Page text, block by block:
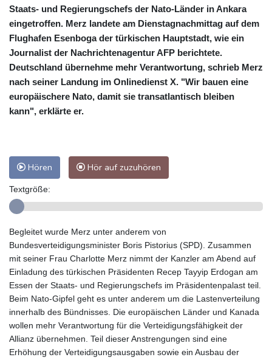
Staats- und Regierungschefs der Nato-Länder in Ankara
eingetroffen. Merz landete am Dienstagnachmittag auf dem
Flughafen Esenboga der türkischen Hauptstadt, wie ein
Journalist der Nachrichtenagentur AFP berichtete.
Deutschland übernehme mehr Verantwortung, schrieb Merz
nach seiner Landung im Onlinedienst X. "Wir bauen eine
europäischere Nato, damit sie transatlantisch bleiben
kann", erklärte er.
Hören Hör auf zuzuhören
Textgröße:
Begleitet wurde Merz unter anderem von
Bundesverteidigungsminister Boris Pistorius (SPD). Zusammen
mit seiner Frau Charlotte Merz nimmt der Kanzler am Abend auf
Einladung des türkischen Präsidenten Recep Tayyip Erdogan am
Essen der Staats- und Regierungschefs im Präsidentenpalast teil.
Beim Nato-Gipfel geht es unter anderem um die Lastenverteilung
innerhalb des Bündnisses. Die europäischen Länder und Kanada
wollen mehr Verantwortung für die Verteidigungsfähigkeit der
Allianz übernehmen. Teil dieser Anstrengungen sind eine
Erhöhung der Verteidigungsausgaben sowie ein Ausbau der